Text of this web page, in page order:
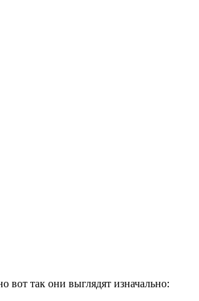
так они выглядят изначально: